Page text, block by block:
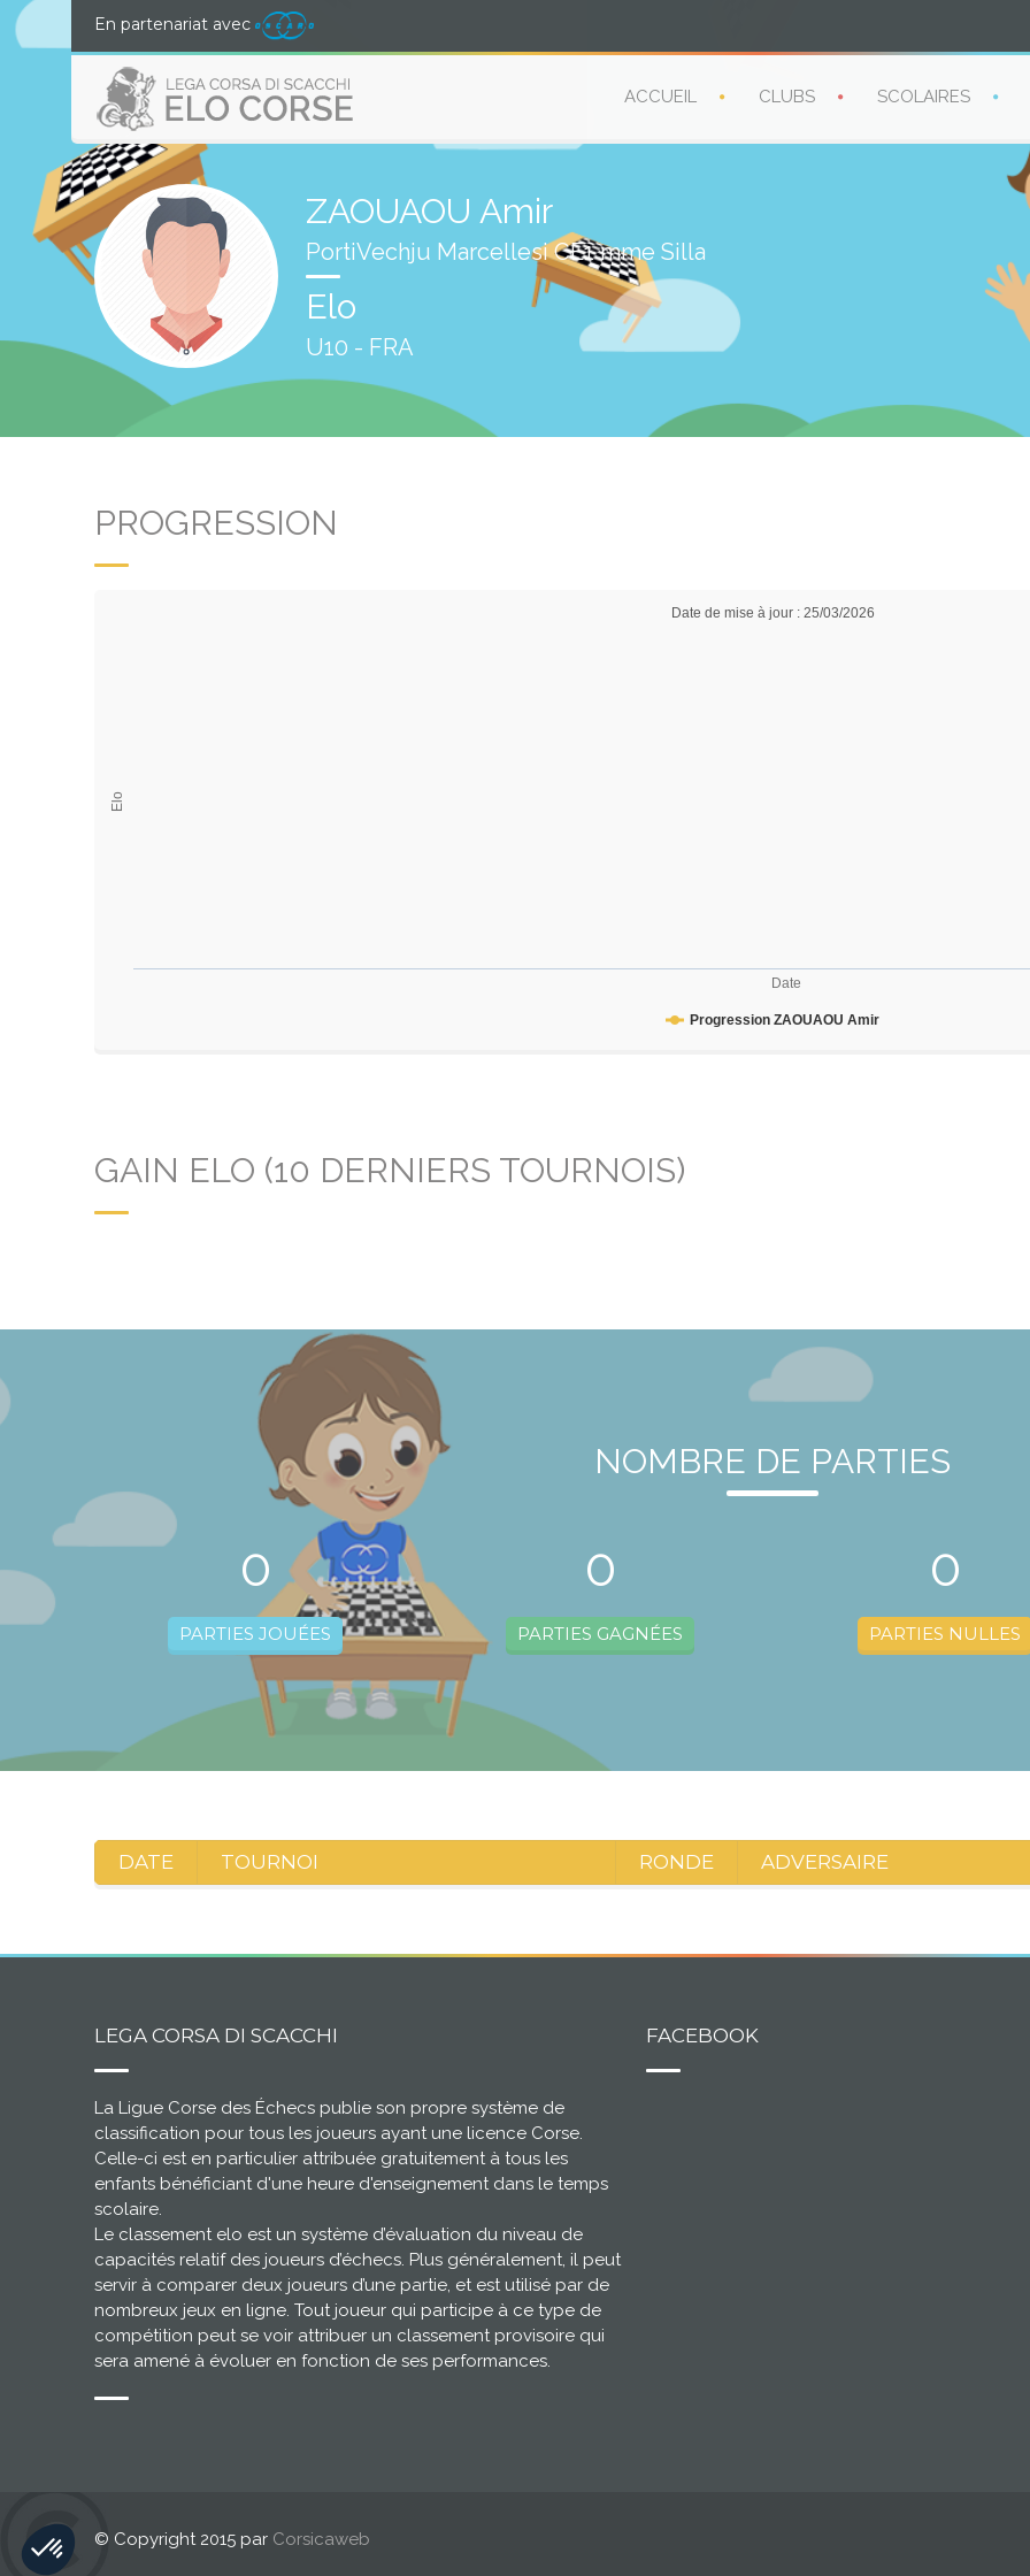
En partenariat avec
ACCUEIL CLUBS SCOLAIRES
ZAOUAOU Amir
PortiVechju Marcellesi CE1 mme Silla
Elo
U10 - FRA
PROGRESSION
Date
Elo
Date de mise à jour : 25/03/2026
Progression ZAOUAOU Amir
GAIN ELO (10 DERNIERS TOURNOIS)
NOMBRE DE PARTIES
0
PARTIES JOUÉES
0
PARTIES GAGNÉES
0
PARTIES NULLES
DATE TOURNOI RONDE ADVERSAIRE
LEGA CORSA DI SCACCHI
La Ligue Corse des Échecs publie son propre système de
classification pour tous les joueurs ayant une licence Corse.
Celle-ci est en particulier attribuée gratuitement à tous les
enfants bénéficiant d'une heure d'enseignement dans le temps
scolaire.
Le classement elo est un système d’évaluation du niveau de
capacités relatif des joueurs d’échecs. Plus généralement, il peut
servir à comparer deux joueurs d’une partie, et est utilisé par de
nombreux jeux en ligne. Tout joueur qui participe à ce type de
compétition peut se voir attribuer un classement provisoire qui
sera amené à évoluer en fonction de ses performances.
FACEBOOK
© Copyright 2015 par Corsicaweb